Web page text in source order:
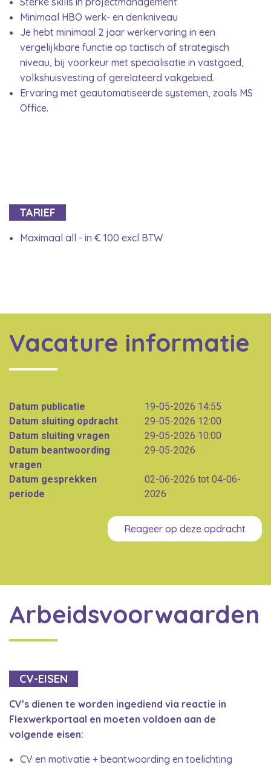
Minimaal HBO werk- en denkniveau
Je hebt minimaal 2 jaar werkervaring in een
vergelijkbare functie op tactisch of strategisch
niveau, bij voorkeur met specialisatie in vastgoed,
volkshuisvesting of gerelateerd vakgebied.
Ervaring met geautomatiseerde systemen, zoals MS
Office.
TARIEF
Maximaal all - in € 100 excl BTW
Vacature informatie
Datum publicatie
19-05-2026 14:55
Datum sluiting opdracht
29-05-2026 12:00
Datum sluiting vragen
29-05-2026 10:00
Datum beantwoording
vragen
29-05-2026
Datum gesprekken
periode
02-06-2026 tot 04-06-
2026
Reageer op deze opdracht
Arbeidsvoorwaarden
CV-EISEN
CV’s dienen te worden ingediend via reactie in
Flexwerkportaal en moeten voldoen aan de
volgende eisen:
CV en motivatie + beantwoording en toelichting